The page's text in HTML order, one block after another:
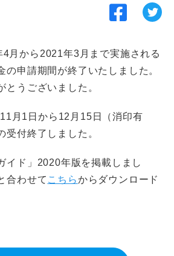
月から2021年3月まで実施される
の申請期間が終了いたしました。
とうございました。
月1日から12月15日（消印有
受付終了しました。
イド」2020年版を掲載しまし
合わせて こちらからダウンロード